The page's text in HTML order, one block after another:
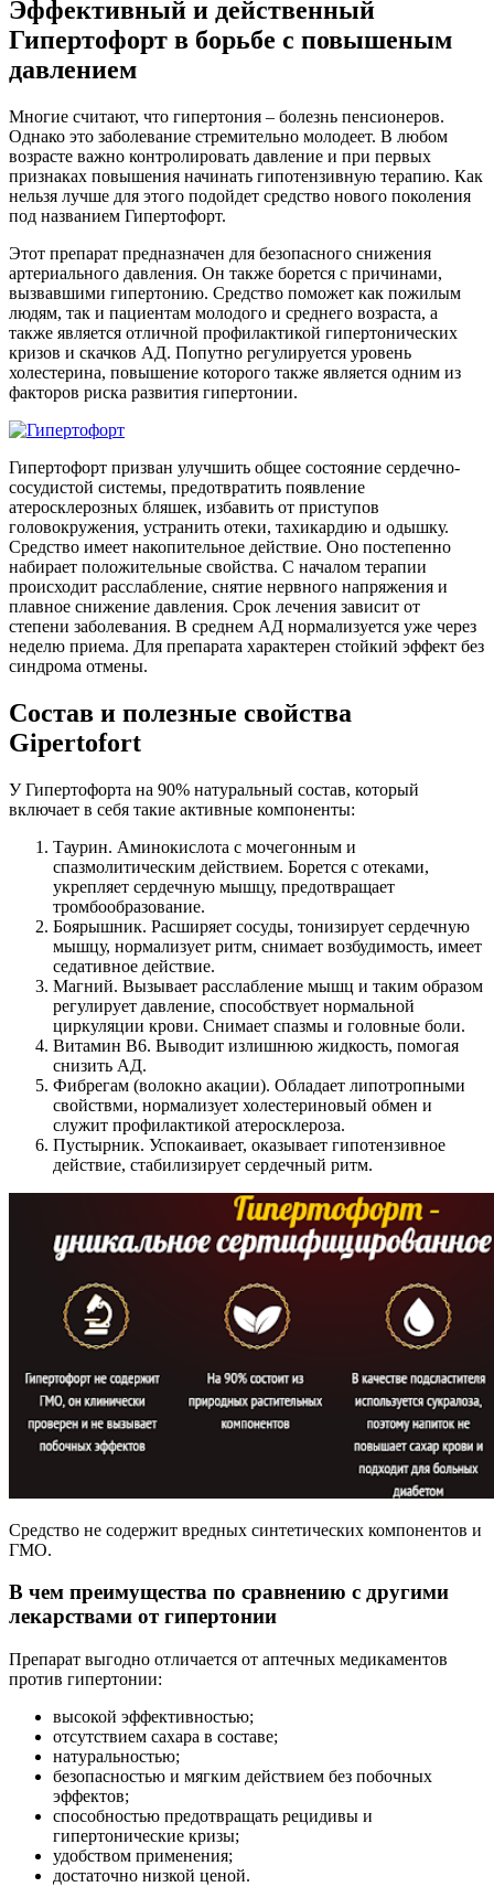
Эффективный и действенный
Гипертофорт в борьбе с повышеным
давлением
Многие считают, что гипертония – болезнь пенсионеров.
Однако это заболевание стремительно молодеет. В любом
возрасте важно контролировать давление и при первых
признаках повышения начинать гипотензивную терапию. Как
нельзя лучше для этого подойдет средство нового поколения
под названием Гипертофорт.
Этот препарат предназначен для безопасного снижения
артериального давления. Он также борется с причинами,
вызвавшими гипертонию. Средство поможет как пожилым
людям, так и пациентам молодого и среднего возраста, а
также является отличной профилактикой гипертонических
кризов и скачков АД. Попутно регулируется уровень
холестерина, повышение которого также является одним из
факторов риска развития гипертонии.
Гипертофорт призван улучшить общее состояние сердечно-
сосудистой системы, предотвратить появление
атеросклерозных бляшек, избавить от приступов
головокружения, устранить отеки, тахикардию и одышку.
Средство имеет накопительное действие. Оно постепенно
набирает положительные свойства. С началом терапии
происходит расслабление, снятие нервного напряжения и
плавное снижение давления. Срок лечения зависит от
степени заболевания. В среднем АД нормализуется уже через
неделю приема. Для препарата характерен стойкий эффект без
синдрома отмены.
Состав и полезные свойства
Gipertofort
У Гипертофорта на 90% натуральный состав, который
включает в себя такие активные компоненты:
Таурин. Аминокислота с мочегонным и
спазмолитическим действием. Борется с отеками,
укрепляет сердечную мышцу, предотвращает
тромбообразование.
Боярышник. Расширяет сосуды, тонизирует сердечную
мышцу, нормализует ритм, снимает возбудимость, имеет
седативное действие.
Магний. Вызывает расслабление мышц и таким образом
регулирует давление, способствует нормальной
циркуляции крови. Снимает спазмы и головные боли.
Витамин В6. Выводит излишнюю жидкость, помогая
снизить АД.
Фибрегам (волокно акации). Обладает липотропными
свойствми, нормализует холестериновый обмен и
служит профилактикой атеросклероза.
Пустырник. Успокаивает, оказывает гипотензивное
действие, стабилизирует сердечный ритм.
Средство не содержит вредных синтетических компонентов и
ГМО.
В чем преимущества по сравнению с другими
лекарствами от гипертонии
Препарат выгодно отличается от аптечных медикаментов
против гипертонии:
высокой эффективностью;
отсутствием сахара в составе;
натуральностью;
безопасностью и мягким действием без побочных
эффектов;
способностью предотвращать рецидивы и
гипертонические кризы;
удобством применения;
достаточно низкой ценой.